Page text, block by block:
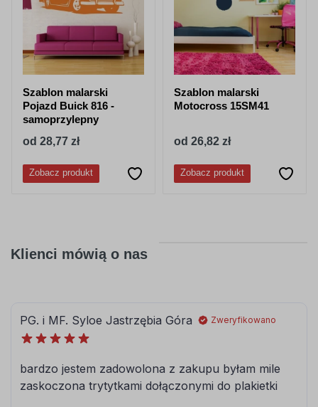
Szablon malarski
Pojazd Buick 816 -
samoprzylepny
od 28,77 zł
Zobacz produkt
Szablon malarski
Motocross 15SM41
od 26,82 zł
Zobacz produkt
Klienci mówią o nas